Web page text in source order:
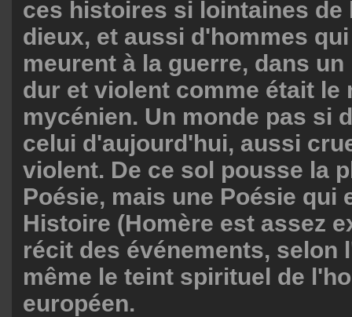
ces histoires si lointaines de
dieux, et aussi d'hommes
meurent à la guerre, dans
dur et violent comme était le
mycénien. Un monde pas si
celui d'aujourd'hui, aussi
violent. De ce sol pousse la
Poésie, mais une Poésie qui
Histoire (Homère est assez
récit des événements, selon
même le teint spirituel de
européen.